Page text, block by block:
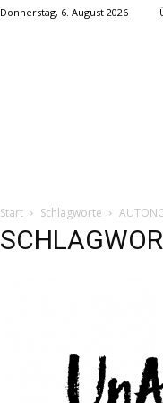
Donnerstag, 6. August 2026
Start Schlagworte